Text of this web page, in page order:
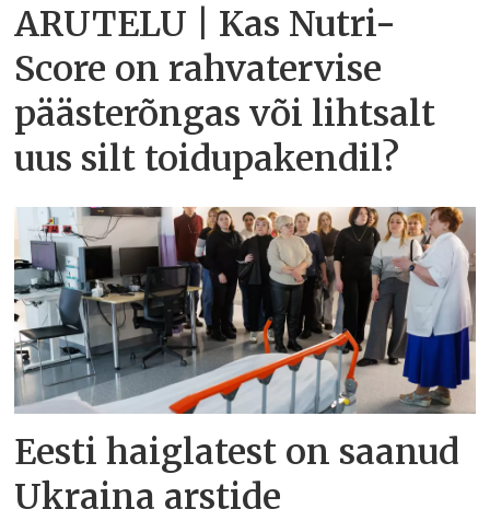
ARUTELU | Kas Nutri-
Score on rahvatervise
päästerõngas või lihtsalt
uus silt toidupakendil?
Eesti haiglatest on saanud
Ukraina arstide